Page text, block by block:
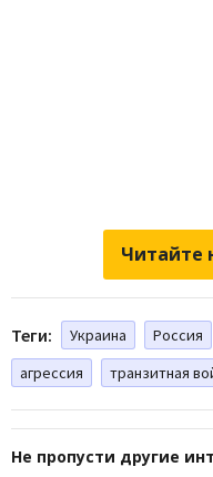
Читайте
Теги: Украина Россия
агрессия
транзитная
Не пропусти другие